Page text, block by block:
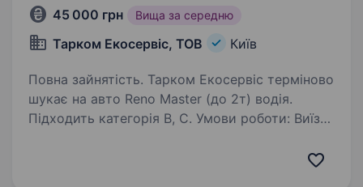
45 000 грн Вища за середню
Тарком Екосервіс, ТОВ Київ
Повна зайнятість. Тарком Екосервіс терміново
шукає на авто Reno Master (до 2т) водія.
Підходить категорія B, C. Умови роботи: Виїзд
випробувального терміну зарплата 40 000 грн